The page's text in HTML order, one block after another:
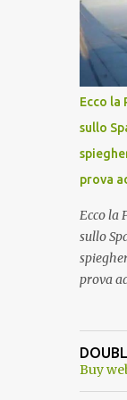
lo
tempo
del
Ecco la
sullo
prova
Ecco la
sullo
prova
alcuna
aereo
Buy